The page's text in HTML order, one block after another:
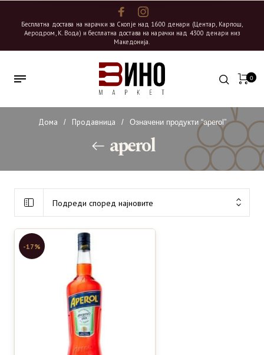
Бесплатна достава на нарачки за Скопје над 1600 денари (Центар, Карпош,
Аеродром, К. Вода) и бесплатна достава на нарачки над 4300 денари низ
Македонија.
0
Дома / Продавница / Означени продукти “aperol”
aperol
Подреди според најновите
-17%